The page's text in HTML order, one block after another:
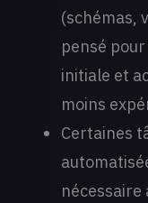
(schémas,
pensé
initiale et
moins
Certaines